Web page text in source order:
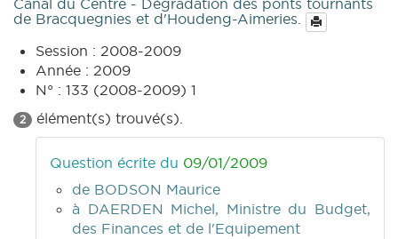
Canal du Centre - Dégradation des ponts tournants
de Bracquegnies et d'Houdeng-Aimeries.
Session : 2008-2009
Année : 2009
N° : 133 (2008-2009) 1
2 élément(s) trouvé(s).
Question écrite du 09/01/2009
de BODSON Maurice
à DAERDEN Michel, Ministre du Budget,
des Finances et de l'Equipement